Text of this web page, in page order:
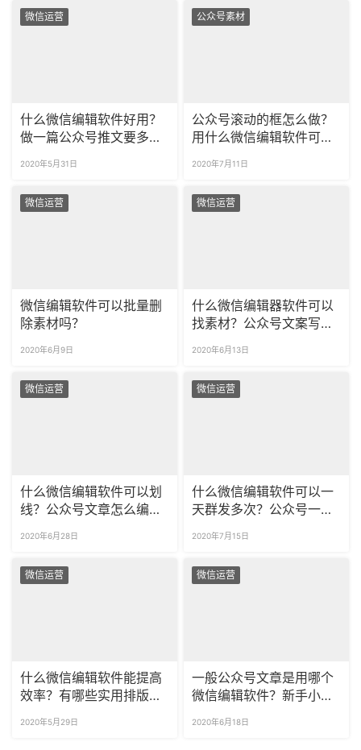
微信运营
什么微信编辑软件好用？
做一篇公众号推文要多
2020年5月31日
公众号素材
公众号滚动的框怎么做？
用什么微信编辑软件可以
2020年7月11日
微信运营
微信编辑软件可以批量删
除素材吗？
2020年6月9日
微信运营
什么微信编辑器软件可以
找素材？公众号文案写作
2020年6月13日
微信运营
什么微信编辑软件可以划
线？公众号文章怎么编辑
2020年6月28日
微信运营
什么微信编辑软件可以一
天群发多次？公众号一天
2020年7月15日
微信运营
什么微信编辑软件能提高
效率？有哪些实用排版小
2020年5月29日
微信运营
一般公众号文章是用哪个
微信编辑软件？新手小白
2020年6月18日